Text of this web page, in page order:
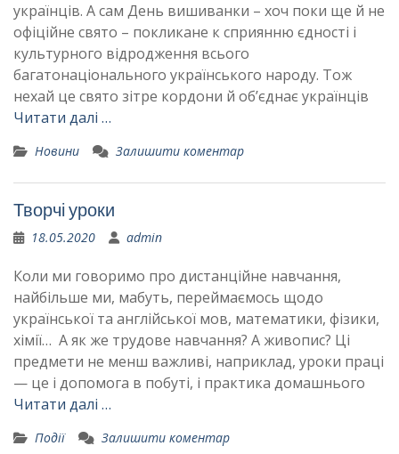
українців. А сам День вишиванки – хоч поки ще й не
офіційне свято – покликане к сприянню єдності і
культурного відродження всього
багатонаціонального українського народу. Тож
нехай це свято зітре кордони й об’єднає українців
Читати далі …
Новини Залишити коментар
Творчі уроки
18.05.2020 admin
Коли ми говоримо про дистанційне навчання,
найбільше ми, мабуть, переймаємось щодо
української та англійської мов, математики, фізики,
хімії… А як же трудове навчання? А живопис? Ці
предмети не менш важливі, наприклад, уроки праці
— це і допомога в побуті, і практика домашнього
Читати далі …
Події Залишити коментар